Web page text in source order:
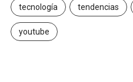
tecnología tendencias
youtube